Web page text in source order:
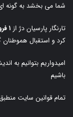
شما می بخشد به گونه
تارنگار پارسیان دژ از ۱ فروردین ۱۳۹۱
کرد و استقبال هموطنان
امیدواریم بتوانیم به
باشیم
تمام قوانین سایت